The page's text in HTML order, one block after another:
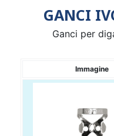
GANCI
Ganci per
Immagine